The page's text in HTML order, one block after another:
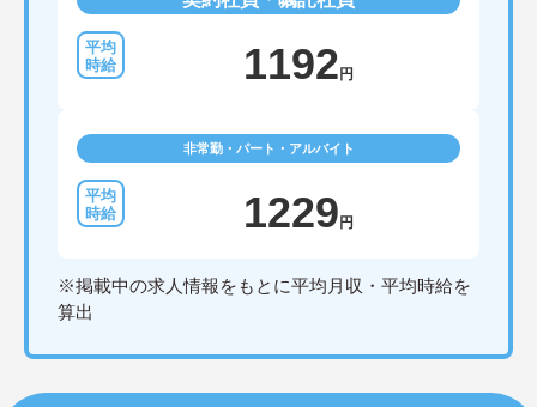
1192 円
非常勤・パート・アルバイト
1229 円
※掲載中の求人情報をもとに平均月収・平均時給を
算出